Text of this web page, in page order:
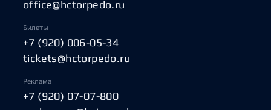
office@hctorpedo.ru
Билеты
+7 (920) 006-05-34
tickets@hctorpedo.ru
Реклама
+7 (920) 07-07-800